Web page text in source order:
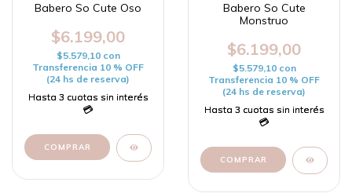
Babero So Cute Oso
$6.199,00
$5.579,10 con
Transferencia 10 % OFF
(24 hs de reserva)
Babero So Cute
Monstruo
$6.199,00
$5.579,10 con
Transferencia 10 % OFF
(24 hs de reserva)